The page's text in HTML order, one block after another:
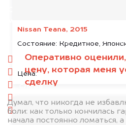
Nissan Teana, 2015
Состояние: Кредитное,
Цена:
Оперативно
цену, которая меня
сделку
Думал, что никогда не
боли: как только кончилась
начала постоянно ломаться,
1. Сфотографируйте машину:
спереди
сзади
слева
справа
салон